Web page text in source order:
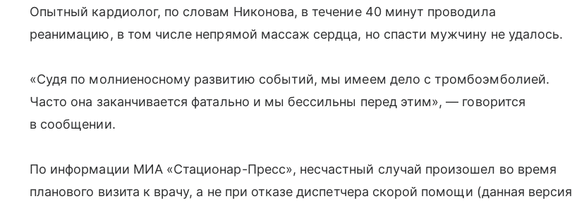
Опытный кардиолог, по словам Никонова, в течение 40 минут проводила
реанимацию, в том числе непрямой массаж сердца, но спасти мужчину не удалось.
«Судя по молниеносному развитию событий, мы имеем дело с тромбоэмболией.
Часто она заканчивается фатально и мы бессильны перед этим», — говорится
в сообщении.
По информации МИА «Стационар-Пресс», несчастный случай произошел во время
планового визита к врачу, а не при отказе диспетчера скорой помощи (данная версия